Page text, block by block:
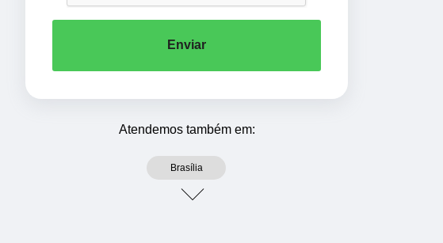
Enviar
Atendemos também em:
Brasília